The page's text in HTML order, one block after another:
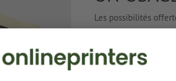
Les possibilités
cesstickers comme
envois à vos
informations
passer inaperçues.